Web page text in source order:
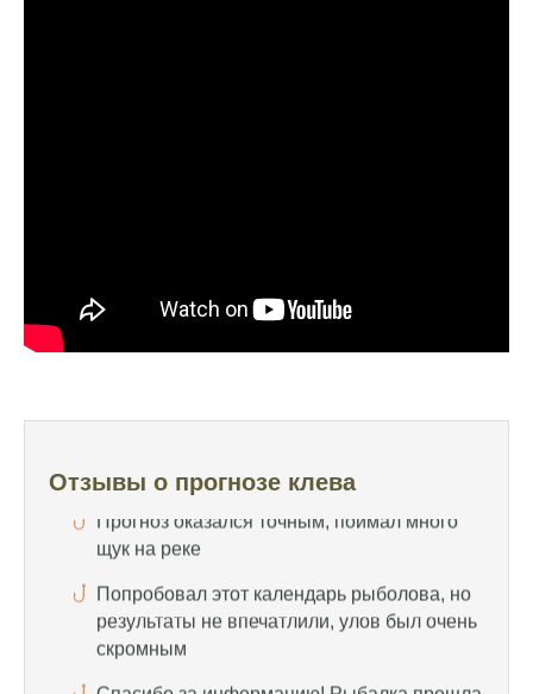
Отзывы о прогнозе клева
Попробовал этот календарь рыболова, но
скромным
Спасибо за информацию! Рыбалка прошла
отлично, уловил карпа и налима
Уже второй раз пользуюсь этим прогнозом,
всегда помогает найти активных хищников